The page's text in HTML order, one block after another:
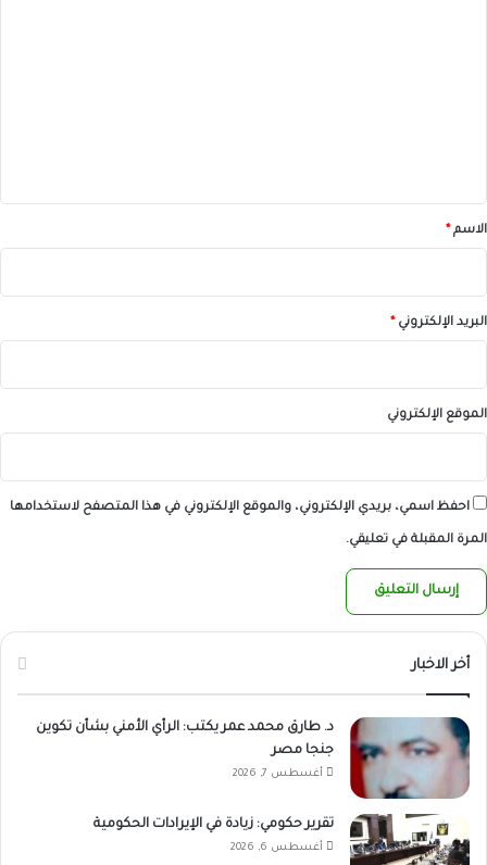
*الاسم *
البريد الإلكتروني *
الموقع الإلكتروني
احفظ اسمي، بريدي الإلكتروني، والموقع الإلكتروني في هذا المتصفح لاستخدامها
المرة المقبلة في تعليقي.
أخر الاخبار
د. طارق محمد عمر يكتب: الرأي الأمني بشأن تكوين
جنجا مصر
أغسطس 7, 2026
تقرير حكومي: زيادة في الإيرادات الحكومية
أغسطس 6, 2026